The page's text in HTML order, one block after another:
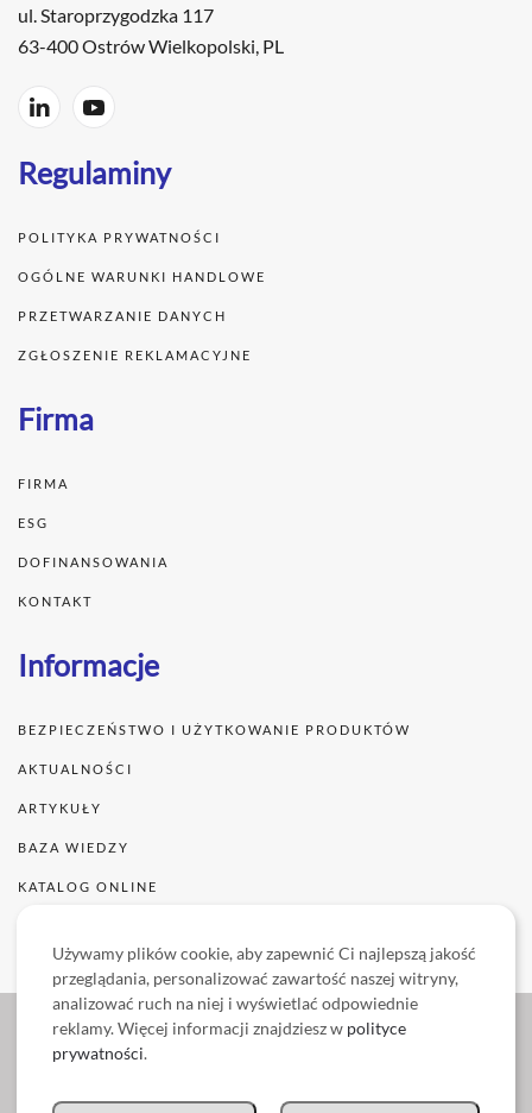
ul. Staroprzygodzka 117
63-400 Ostrów Wielkopolski, PL
Regulaminy
POLITYKA PRYWATNOŚCI
OGÓLNE WARUNKI HANDLOWE
PRZETWARZANIE DANYCH
ZGŁOSZENIE REKLAMACYJNE
Firma
FIRMA
ESG
DOFINANSOWANIA
KONTAKT
Informacje
BEZPIECZEŃSTWO I UŻYTKOWANIE PRODUKTÓW
AKTUALNOŚCI
ARTYKUŁY
BAZA WIEDZY
KATALOG ONLINE
+48 62 737 57 00, fax +48 62 737 57 08
Używamy plików cookie, aby zapewnić Ci najlepszą jakość
przeglądania, personalizować zawartość naszej witryny,
analizować ruch na niej i wyświetlać odpowiednie
reklamy. Więcej informacji znajdziesz w polityce
prywatności.